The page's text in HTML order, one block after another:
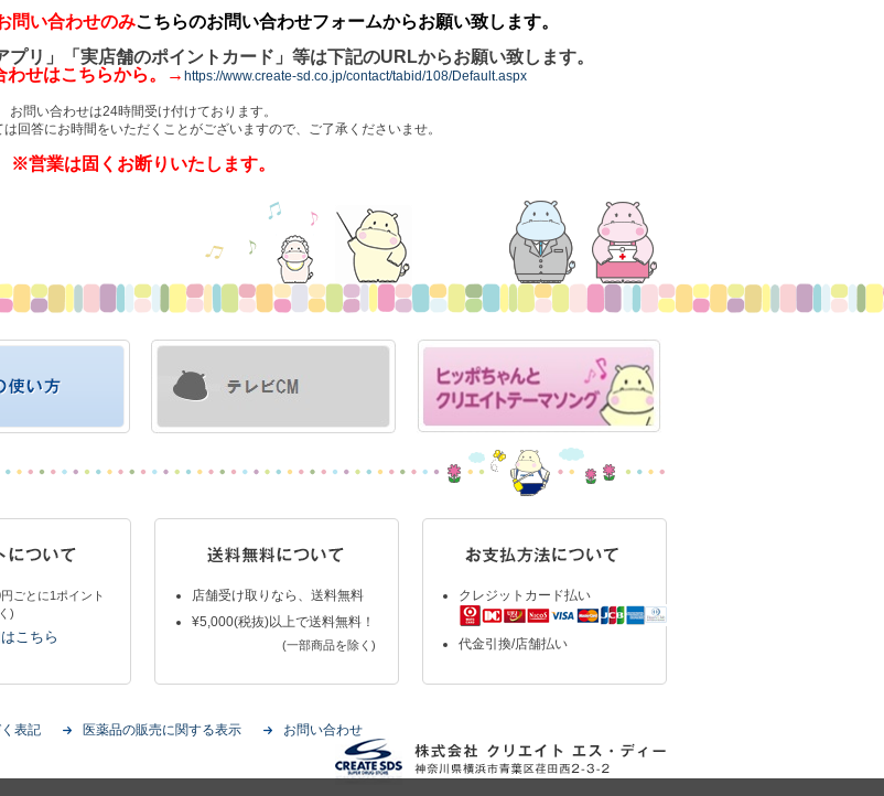
問い合わせのみこちらのお問い合わせフォームからお願い致します。
リ」「実店舗のポイントカード」等は下記のURLからお願い致します。
わせはこちらから。→ https://www.create-sd.co.jp/contact/tabid/108/Default.aspx
お問い合わせは24時間受け付けております。
回答にお時間をいただくことがございますので、ご了承くださいませ。
※営業は固くお断りいたします。
ごとに1ポイント
)
こちら
店舗受け取りなら、送料無料
¥5,000(税抜)以上で送料無料！
(一部商品を除く)
クレジットカード払い
代金引換/店舗払い
表記 医薬品の販売に関する表示 お問い合わせ